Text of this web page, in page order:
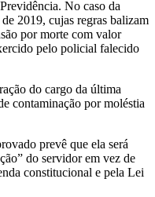
No caso da
2019, cujas regras balizam
por morte com valor
pelo policial falecido
do cargo da última
contaminação por moléstia
prevê que ela será
do servidor em vez de
constitucional e pela Lei